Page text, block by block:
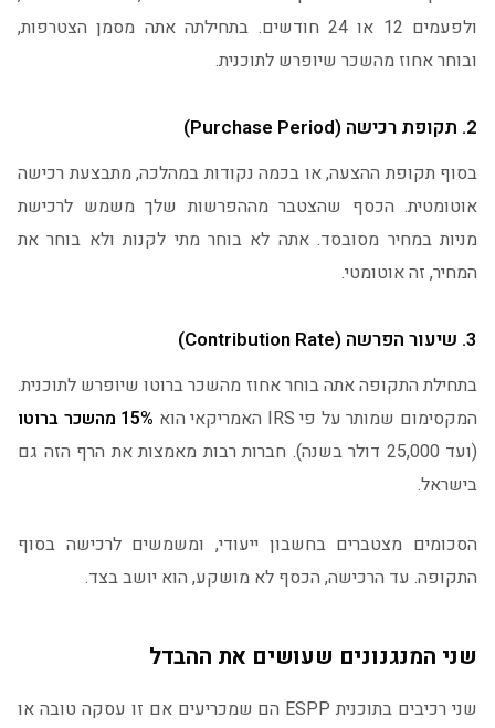
ולפעמים 12 או 24 חודשים. בתחילתה אתה מסמן הצטרפות,
ובוחר אחוז מהשכר שיופרש לתוכנית.
2. תקופת רכישה (Purchase Period)
בסוף תקופת ההצעה, או בכמה נקודות במהלכה, מתבצעת רכישה
אוטומטית. הכסף שהצטבר מההפרשות שלך משמש לרכישת
מניות במחיר מסובסד. אתה לא בוחר מתי לקנות ולא בוחר את
המחיר, זה אוטומטי.
3. שיעור הפרשה (Contribution Rate)
בתחילת התקופה אתה בוחר אחוז מהשכר ברוטו שיופרש לתוכנית.
המקסימום שמותר על פי IRS האמריקאי הוא
15% מהשכר ברוטו
(ועד 25,000 דולר בשנה). חברות רבות מאמצות את הרף הזה גם
בישראל.
הסכומים מצטברים בחשבון ייעודי, ומשמשים לרכישה בסוף
התקופה. עד הרכישה, הכסף לא מושקע, הוא יושב בצד.
שני המנגנונים שעושים את ההבדל
שני רכיבים בתוכנית ESPP הם שמכריעים אם זו עסקה טובה או